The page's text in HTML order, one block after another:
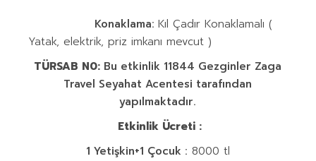
Konaklama:Kıl Çadır Konaklamalı (
Yatak, elektrik, priz imkanı mevcut )
TÜRSAB N0: Bu etkinlik 11844 Gezginler Zaga
Travel Seyahat Acentesi tarafından
yapılmaktadır.
Etkinlik Ücreti :
1 Yetişkin+1 Çocuk : 8000 tl